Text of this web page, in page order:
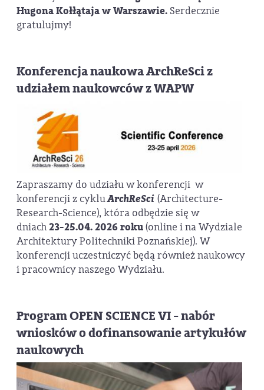
Hugona Kołłątaja w Warszawie. Serdecznie
gratulujmy!
Konferencja naukowa ArchReSci z
udziałem naukowców z WAPW
Zapraszamy do udziału w konferencji w
konferencji z cykluArchReSci (Architecture-
Research-Science), która odbędzie się w
dniach23-25.04. 2026 roku(online i na Wydziale
Architektury Politechniki Poznańskiej). W
konferencjiuczestniczyć będą również naukowcy
i pracownicy naszego Wydziału.
Program OPEN SCIENCE VI - nabór
wniosków o dofinansowanie artykułów
naukowych